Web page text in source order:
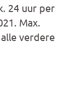
24 uur per
Max.
verdere